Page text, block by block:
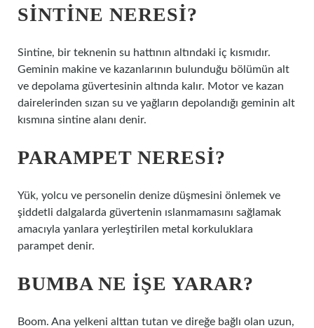
SINTINE NERESI?
Sintine, bir teknenin su hattının altındaki iç kısmıdır.
Geminin makine ve kazanlarının bulunduğu bölümün alt
ve depolama güvertesinin altında kalır. Motor ve kazan
dairelerinden sızan su ve yağların depolandığı geminin alt
kısmına sintine alanı denir.
PARAMPET NERESI?
Yük, yolcu ve personelin denize düşmesini önlemek ve
şiddetli dalgalarda güvertenin ıslanmamasını sağlamak
amacıyla yanlara yerleştirilen metal korkuluklara
parampet denir.
BUMBA NE IŞE YARAR?
Boom. Ana yelkeni alttan tutan ve direğe bağlı olan uzun,